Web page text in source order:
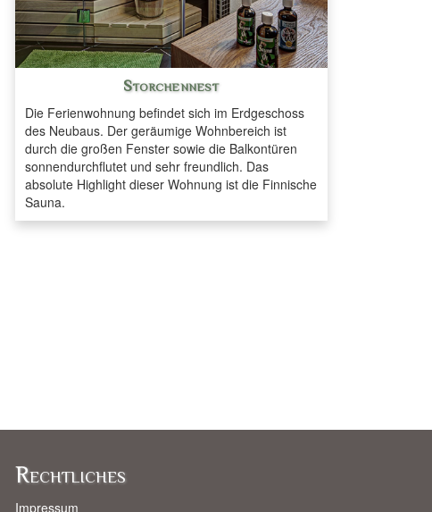
Storchennest
Die Ferienwohnung befindet sich im Erdgeschoss
des Neubaus. Der geräumige Wohnbereich ist
durch die großen Fenster sowie die Balkontüren
sonnendurchflutet und sehr freundlich. Das
absolute Highlight dieser Wohnung ist die Finnische
Sauna.
Rechtliches
Impressum